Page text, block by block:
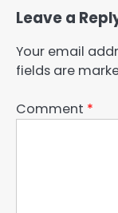
Leave a
Your email
fields are
Comment *